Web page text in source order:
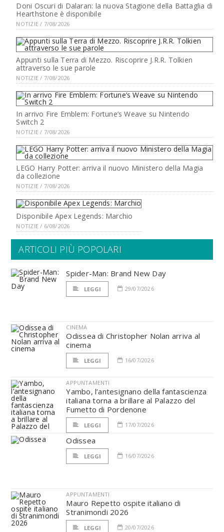
Doni Oscuri di Dalaran: la nuova Stagione della Battaglia di
Hearthstone è disponibile
NOTIZIE / 7/08/2026
Appunti sulla Terra di Mezzo. Riscoprire J.R.R. Tolkien
attraverso le sue parole
NOTIZIE / 7/08/2026
In arrivo Fire Emblem: Fortune’s Weave su Nintendo
Switch 2
NOTIZIE / 7/08/2026
LEGO Harry Potter: arriva il nuovo Ministero della Magia
da collezione
NOTIZIE / 7/08/2026
Disponibile Apex Legends: Marchio
NOTIZIE / 6/08/2026
ARTICOLI PIÙ POPOLARI
Spider-Man: Brand New Day
LEGGI 29/07/2026
CINEMA
Odissea di Christopher Nolan arriva al
cinema
LEGGI 16/07/2026
APPUNTAMENTI
Yambo, l’antesignano della fantascienza
italiana torna a brillare al Palazzo del
Fumetto di Pordenone
LEGGI 17/07/2026
Odissea
LEGGI 16/07/2026
APPUNTAMENTI
Mauro Repetto ospite italiano di
Stranimondi 2026
LEGGI 20/07/2026